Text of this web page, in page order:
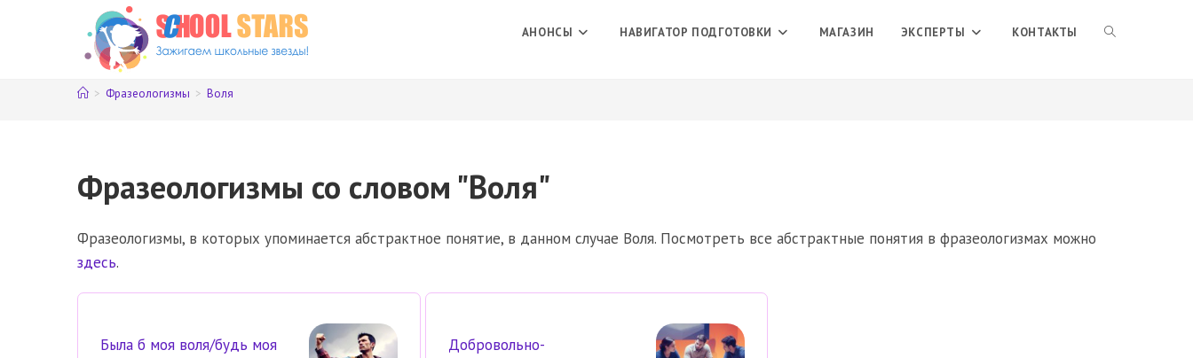
АНОНСЫ НАВИГАТОР ПОДГОТОВКИ МАГАЗИН ЭКСПЕРТЫ КОНТАКТЫ ПЕРЕКЛЮЧИТЬ
> Фразеологизмы > Воля
Фразеологизмы со словом "Воля"
Фразеологизмы, в которых упоминается абстрактное понятие, в данном случае Воля. Посмотреть все абстрактные понятия в фразеологизмах можно
здесь.
Была б моя воля/будь моя
Добровольно-